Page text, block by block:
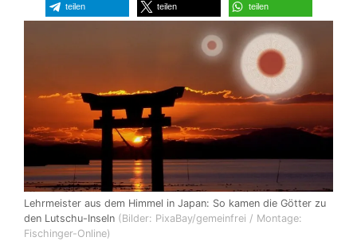
teilen teilen teilen
Lehrmeister aus dem Himmel in Japan: So kamen die Götter zu
den Lutschu-Inseln (Bilder: PixaBay/gemeinfrei / Montage:
Fischinger-Online)